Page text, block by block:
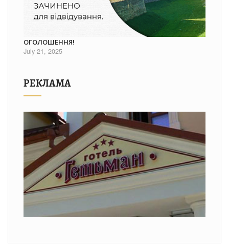
ОГОЛОШЕННЯ!
July 21, 2025
РЕКЛАМА